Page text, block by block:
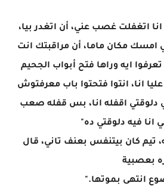
انا اتغفلت غصب عني، أن اتغدر بيا،
امسك مكان ماما، أن مراقبتك انت
ايه وراها فتح أبواب الجحيم
انا، انتوا فتحتوا باب معرفتوش
دلوقتي اقفله انا، بس قفله صعب
انا فيه دلوقتي ده"
تيم كان بيتنفس بعنف تاني، قال
بعصبية
انتهى بموتها."